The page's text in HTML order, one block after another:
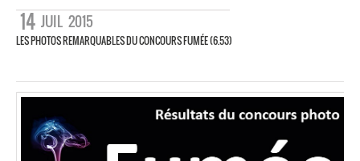
14 JUIL 2015
LES PHOTOS REMARQUABLES DU CONCOURS FUMÉE (6.53)